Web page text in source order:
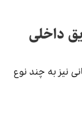
داخلی
نیز به چند نوع